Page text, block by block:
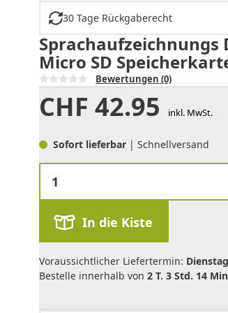
30 Tage Rückgaberecht
Sprachaufzeichnungs
Micro SD
Bewertungen (0)
CHF 42.95 inkl. MwSt.
Sofort lieferbar | Schnellversand
In die Kiste
Voraussichtlicher Liefertermin:
Bestelle innerhalb von 2 T. 3 Std. 14